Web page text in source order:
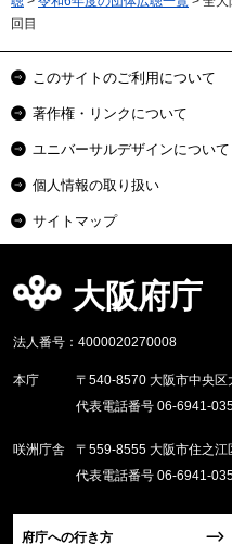
回目
このサイトのご利用について
著作権・リンクについて
ユニバーサルデザインについて
個人情報の取り扱い
サイトマップ
大阪府庁
法人番号：4000020270008
本庁
〒540-8570 大阪市中央区
代表電話番号 06-6941-
咲洲庁舎
〒559-8555 大阪市住之江
代表電話番号 06-6941-
府庁への行き方